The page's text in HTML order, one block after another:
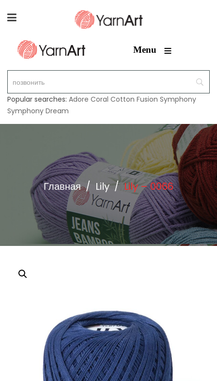
Menu ≡
Popular searches: Adore Coral Cotton Fusion Symphony
Symphony Dream
Главная / Lily / Lily – 0066